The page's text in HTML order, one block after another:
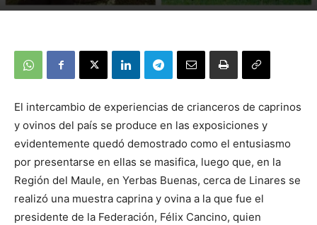
El intercambio de experiencias de crianceros de caprinos
y ovinos del país se produce en las exposiciones y
evidentemente quedó demostrado como el entusiasmo
por presentarse en ellas se masifica, luego que, en la
Región del Maule, en Yerbas Buenas, cerca de Linares se
realizó una muestra caprina y ovina a la que fue el
presidente de la Federación, Félix Cancino, quien